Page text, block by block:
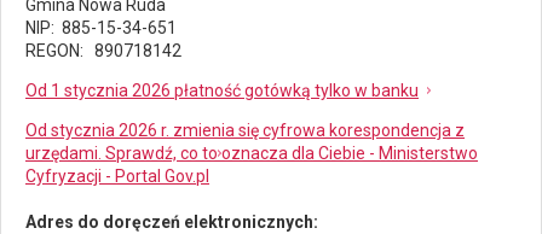
Gmina Nowa Ruda
NIP: 885-15-34-651
REGON: 890718142
Od 1 stycznia 2026 płatność gotówką tylko w banku
Od stycznia 2026 r. zmienia się cyfrowa korespondencja z
urzędami. Sprawdź, co to oznacza dla Ciebie - Ministerstwo
Cyfryzacji - Portal Gov.pl
Adres do doręczeń elektronicznych: